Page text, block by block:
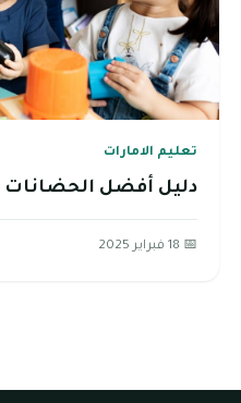
تعليم الامارات
دليل أفضل الحضانات
📅 18 فبراير 2025